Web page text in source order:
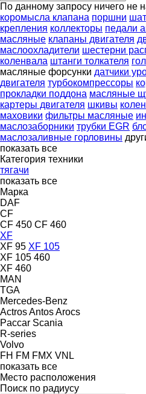
По данному запросу ничего не
коромысла клапана поршни
крепления коллекторы педали
масляные клапаны двигателя
маслоохладители шестерни
коленвала штанги толкателя
масляные форсунки датчики
двигателя турбокомпрессоры
прокладки поддона масляные
картеры двигателя шкивы
маховики фильтры масляные
маслозаборники трубки EGR
маслозаливные горловины
показать все
Категория техники
тягачи
показать все
Марка
DAF
CF
CF 450 CF 460
XF
XF 95 XF 105
XF 105 460
XF 460
MAN
TGA
Mercedes-Benz
ActrosAntosArocs
Paccar Scania
R-series
Volvo
FH FM FMX VNL
показать все
Место расположения
Поиск по радиусу